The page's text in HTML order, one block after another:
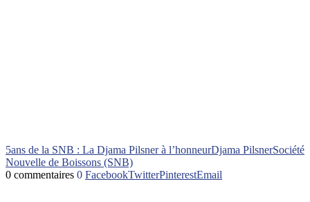
5ans de la SNB : La Djama Pilsner à l’honneurDjama PilsnerSociété
Nouvelle de Boissons (SNB)
0 commentaires 0 FacebookTwitterPinterestEmail